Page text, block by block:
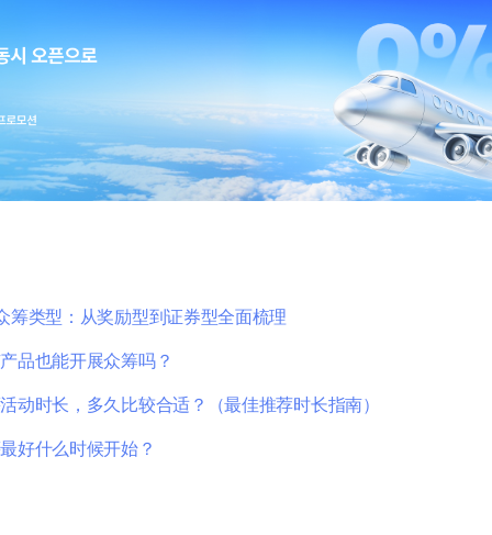
筹类型：从奖励型到证券型全面梳理
品也能开展众筹吗？
动时长，多久比较合适？（最佳推荐时长指南）
好什么时候开始？